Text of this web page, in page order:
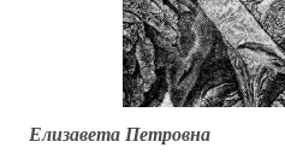
Елизавета Петровна